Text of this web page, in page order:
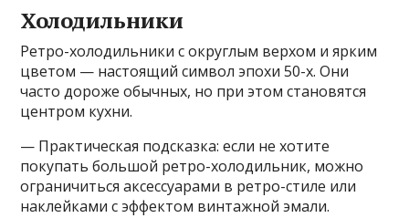
Холодильники
Ретро-холодильники с округлым верхом и ярким
цветом — настоящий символ эпохи 50-х. Они
часто дороже обычных, но при этом становятся
центром кухни.
— Практическая подсказка: если не хотите
покупать большой ретро-холодильник, можно
ограничиться аксессуарами в ретро-стиле или
наклейками с эффектом винтажной эмали.